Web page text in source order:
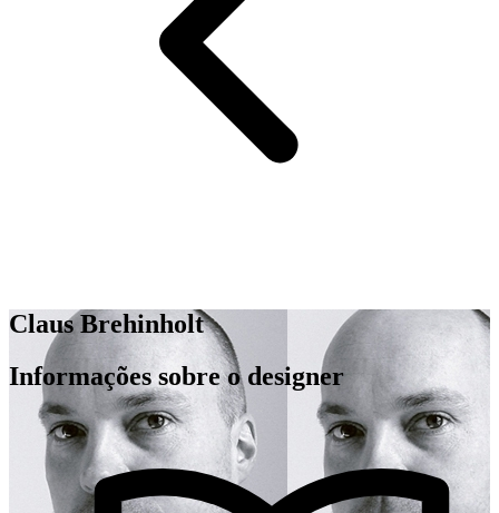
Claus Brehinholt
Informações sobre o designer